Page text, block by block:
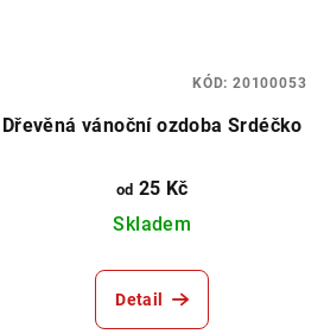
Dřevěná vánoční ozdoba Srdéčko
od 25 Kč
Skladem
Detail
KÓD:20100053